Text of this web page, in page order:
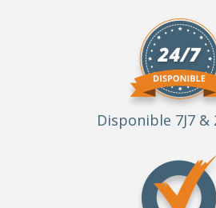
Disponible 7J7 &